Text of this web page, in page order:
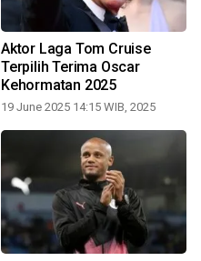
Aktor Laga Tom Cruise
Terpilih Terima Oscar
Kehormatan 2025
19 June 2025 14:15 WIB, 2025